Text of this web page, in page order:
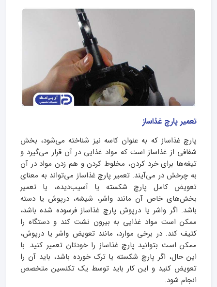
تعمیر پارچ غذاساز
پارچ غذاساز که به عنوان کاسه نیز شناخته می‌شود، بخش
شفافی از غذاساز است که مواد غذایی در آن قرار می‌گیرد و
تیغه‌ها برای خرد کردن، مخلوط کردن و هم زدن مواد در آن
به چرخش در می‌آیند. تعمیر پارچ غذاساز می‌تواند به معنای
تعویض کامل پارچ شکسته یا آسیب‌دیده، یا تعمیر
بخش‌های خاص آن مانند واشر، شیشه، درپوش یا دسته
باشد. اگر واشر یا درپوش پارچ غذاساز فرسوده شده باشد،
ممکن است مواد غذایی به بیرون نشت کند و دستگاه را
کثیف کند. در برخی موارد، مانند تعویض واشر یا درپوش،
ممکن است بتوانید پارچ غذاساز را خودتان تعمیر کنید. با
این حال، اگر پارچ شکسته یا ترک خورده باشد، باید آن را
تعویض کنید و این کار باید توسط یک تکنسین متخصص
انجام شود.